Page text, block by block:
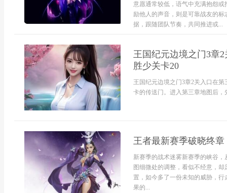
意愿通常较低，语气中充满抱怨
励他人的声音，则是可靠战友的
据，跟随团队节奏，共同推进或...
王国纪元边境之门3章
胜少关卡20
王国纪元边境之门3章2关入口在
卡的传送门。进入第三章地图后
王者最新赛季破晓终
新赛季的战术迷雾新赛季的峡谷
图细微处的调整，看似不经意，
置，如今多了一份未知的威胁，
果的...